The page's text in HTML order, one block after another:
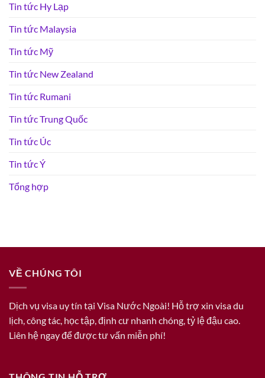
Tin tức Hy Lạp
Tin tức Malaysia
Tin tức Mỹ
Tin tức New Zealand
Tin tức Rumani
Tin tức Trung Quốc
Tin tức Úc
Tin tức Ý
Tổng hợp
VỀ CHÚNG TÔI
Dịch vụ visa uy tín tại Visa Nước Ngoài! Hỗ trợ xin visa du
lịch, công tác, học tập, định cư nhanh chóng, tỷ lệ đậu cao.
Liên hệ ngay để được tư vấn miễn phí!